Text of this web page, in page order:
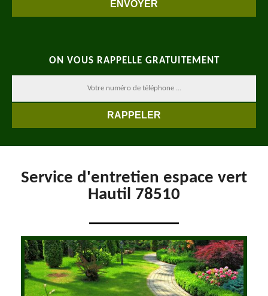
ON VOUS RAPPELLE GRATUITEMENT
Service d'entretien espace vert
Hautil 78510